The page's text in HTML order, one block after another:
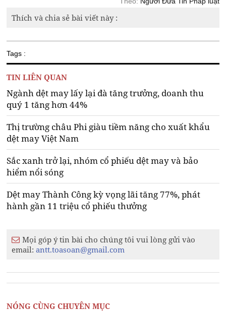
Thích và chia sẻ bài viết này :
Tags :
TIN LIÊN QUAN
Ngành dệt may lấy lại đà tăng trưởng, doanh thu
quý 1 tăng hơn 44%
Thị trường châu Phi giàu tiềm năng cho xuất khẩu
dệt may Việt Nam
Sắc xanh trở lại, nhóm cổ phiếu dệt may và bảo
hiểm nổi sóng
Dệt may Thành Công kỳ vọng lãi tăng 77%, phát
hành gần 11 triệu cổ phiếu thưởng
Mọi góp ý tin bài cho chúng tôi vui lòng gửi vào
email:antt.toasoan@gmail.com
NÓNG CÙNG CHUYÊN MỤC